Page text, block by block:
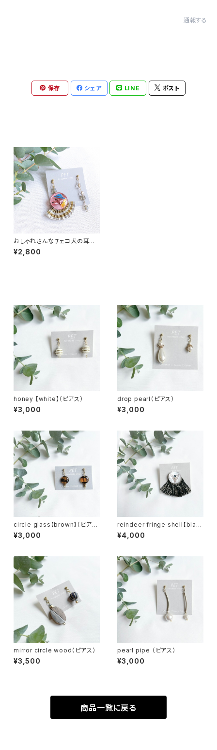
通報する
保存 シェア LINE ポスト
おしゃれさんなチェコ犬の耳飾
り【ダックス】（ピアス・イヤリン
グ）
¥2,800
honey 【white】（ピアス）
¥3,000
drop pearl（ピアス）
¥3,000
circle glass【brown】（ピア
ス）
¥3,000
reindeer fringe shell【blac
k】（片耳ピアス）
¥4,000
mirror circle wood（ピアス）
¥3,500
pearl pipe （ピアス）
¥3,000
商品一覧に戻る